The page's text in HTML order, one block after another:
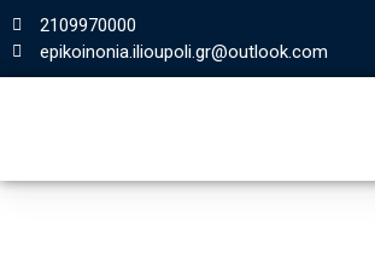
2109970000
epikoinonia.ilioupoli.gr@outlook.com